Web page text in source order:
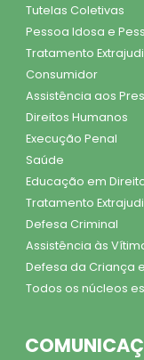
Tutelas Coletivas
Pessoa Idosa e
Tratamento
Consumidor
Assistência aos
Direitos Humanos
Execução Penal
Saúde
Educação em
Tratamento
Defesa Criminal
Assistência às
Defesa da Criança
Todos os núcleos